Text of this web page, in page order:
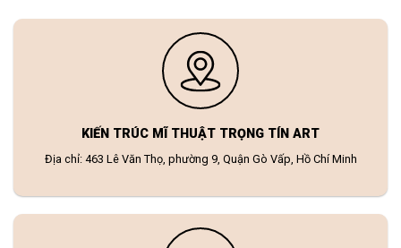
KIẾN TRÚC MĨ THUẬT TRỌNG TÍN ART
Địa chỉ: 463 Lê Văn Thọ, phường 9, Quận Gò Vấp, Hồ Chí Minh